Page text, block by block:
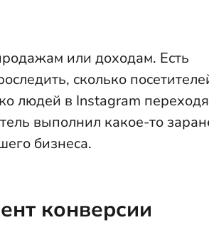
или доходам. Есть
сколько
людей в Instagram
выполнил какое-то
бизнеса.
конверсии